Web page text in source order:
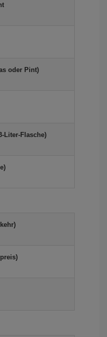
oder Pint)
Liter-Flasche)